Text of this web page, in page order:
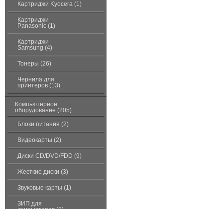
Картриджи Kyocera (1)
Картриджи
Panasonic (1)
Картриджи
Samsung (4)
Тонеры (26)
Чернила для
принтеров (13)
Компьютерное
оборудование (205)
Блоки питания (2)
Видеокарты (2)
Диски CD/DVD/FDD (9)
Жесткие диски (3)
Звуковые карты (1)
ЗИП для